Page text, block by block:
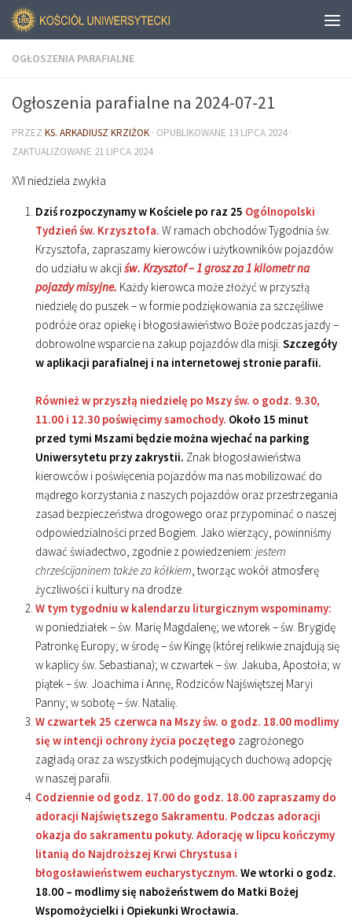
OGŁOSZENIA PARAFIALNE
Ogłoszenia parafialne na 2024-07-21
PRZEZ KS. ARKADIUSZ KRZIŻOK · OPUBLIKOWANE 13 LIPCA 2024·
ZAKTUALIZOWANE 21 LIPCA 2024
XVI niedziela zwykła
Dziś rozpoczynamy w Kościele po raz 25 Ogólnopolski
Tydzień św. Krzysztofa. W ramach obchodów Tygodnia św.
Krzysztofa, zapraszamy kierowców i użytkowników pojazdów
do udziału w akcjiśw. Krzysztof – 1 grosz za 1 kilometr na
pojazdy misyjne. Każdy kierowca może złożyć w przyszłą
niedzielę do puszek – w formie podziękowania za szczęśliwe
podróże oraz opiekę i błogosławieństwo Boże podczas jazdy –
dobrowolne wsparcie na zakup pojazdów dla misji. Szczegóły
w aplikacji parafialnej i na internetowej stronie parafii.
Również w przyszłą niedzielę po Mszy św. o godz. 9.30,
11.00 i 12.30 poświęcimy samochody. Około 15 minut
przed tymi Mszami będzie można wjechać na parking
Uniwersytetu przy zakrystii. Znak błogosławieństwa
kierowców i poświęcenia pojazdów ma nas mobilizować do
mądrego korzystania z naszych pojazdów oraz przestrzegania
zasad bezpieczeństwa drogowego oraz przypominać o naszej
odpowiedzialności przed Bogiem. Jako wierzący, powinniśmy
dawać świadectwo, zgodnie z powiedzeniem: jestem
chrześcijaninem także za kółkiem, tworząc wokół atmosferę
życzliwości i kultury na drodze.
W tym tygodniu w kalendarzu liturgicznym wspominamy:
w poniedziałek – św. Marię Magdalenę; we wtorek – św. Brygidę
Patronkę Europy; w środę – św Kingę (której relikwie znajdują się
w kaplicy św. Sebastiana); w czwartek – św. Jakuba, Apostoła; w
piątek – św. Joachima i Annę, Rodziców Najświętszej Maryi
Panny; w sobotę – św. Natalię.
W czwartek 25 czerwca na Mszy św. o godz. 18.00 modlimy
się w intencji ochrony życia poczętego zagrożonego
zagładą oraz za wszystkich podejmujących duchową adopcję
w naszej parafii.
Codziennie od godz. 17.00 do godz. 18.00 zapraszamy do
adoracji Najświętszego Sakramentu. Podczas adoracji
okazja do sakramentu pokuty. Adorację w lipcu kończymy
litanią do Najdroższej Krwi Chrystusa i
błogosławieństwem eucharystycznym. We wtorki o godz.
18.00 – modlimy się nabożeństwem do Matki Bożej
Wspomożycielki i Opiekunki Wrocławia.